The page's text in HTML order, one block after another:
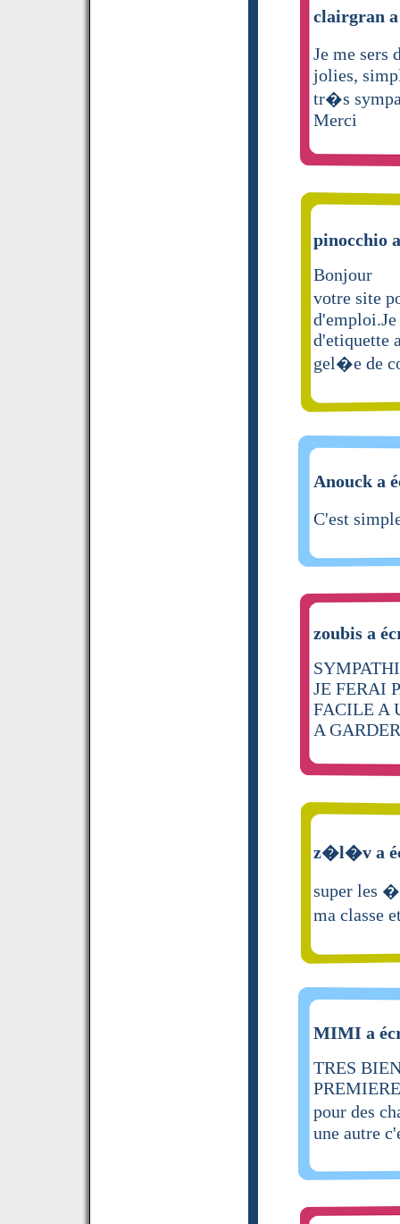
clairgran
Je me sers
jolies,
tr�s
Merci
pinocchio
Bonjour
votre site
d'etiquette
gel�e de
Anouck a
C'est
zoubis a
JE FERAI
FACILE A
A
z�l�v a
super les
ma classe
MIMI a
TRES
pour des
une autre